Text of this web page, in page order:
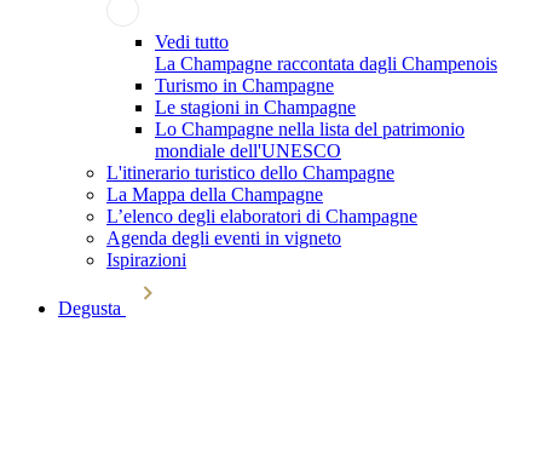
Vedi tutto
La Champagne raccontata dagli Champenois
Turismo in Champagne
Le stagioni in Champagne
Lo Champagne nella lista del patrimonio
mondiale dell'UNESCO
L'itinerario turistico dello Champagne
La Mappa della Champagne
L’elenco degli elaboratori di Champagne
Agenda degli eventi in vigneto
Ispirazioni
Degusta